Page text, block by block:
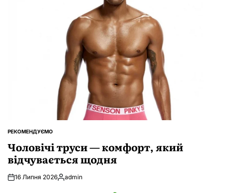
ОПУБЛІКУВАТИ
РЕКОМЕНДУЄМО
Чоловічі труси — комфорт, який
відчувається щодня
16 Липня 2026Опубліковано
admin